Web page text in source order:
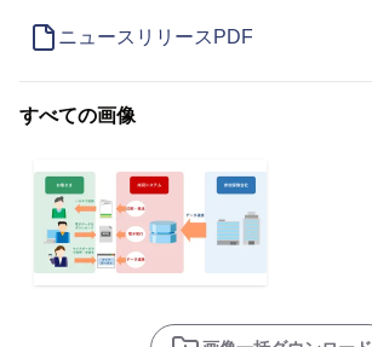
ニュースリリースPDF
すべての画像